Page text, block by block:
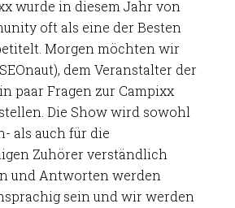
wurde in diesem Jahr von
oft als eine der Besten
Morgen möchten wir
dem Veranstalter der
paar Fragen zur Campixx
Die Show wird sowohl
als auch für die
Zuhörer verständlich
und Antworten werden
sein und wir werden